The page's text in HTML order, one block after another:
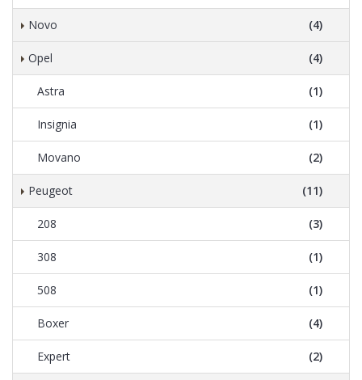
Novo (4)
Opel (4)
Astra (1)
Insignia (1)
Movano (2)
Peugeot (11)
208 (3)
308 (1)
508 (1)
Boxer (4)
Expert (2)